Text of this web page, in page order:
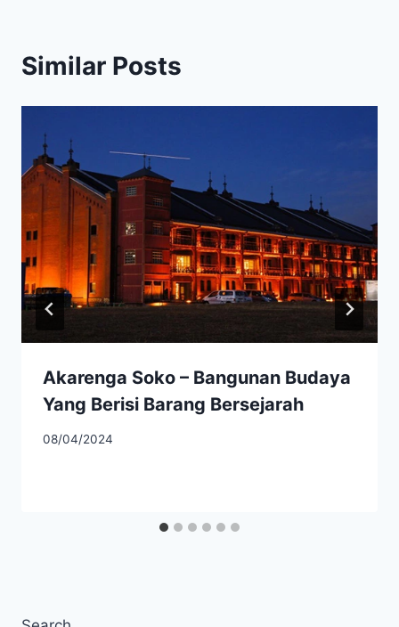
Similar Posts
Akarenga Soko – Bangunan Budaya
Yang Berisi Barang Bersejarah
08/04/2024